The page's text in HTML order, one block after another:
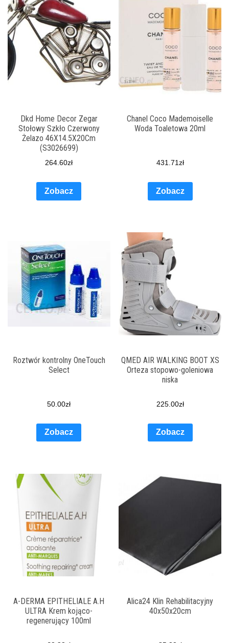
Dkd Home Decor Zegar
Stołowy Szkło Czerwony
Żelazo 46X14.5X20Cm
(S3026699)
264.60zł
Zobacz
Chanel Coco Mademoiselle
Woda Toaletowa 20ml
431.71zł
Zobacz
Roztwór kontrolny OneTouch
Select
50.00zł
Zobacz
QMED AIR WALKING BOOT XS
Orteza stopowo-goleniowa
niska
225.00zł
Zobacz
A-DERMA EPITHELIALE A.H
ULTRA Krem kojąco-
regenerujący 100ml
Alica24 Klin Rehabilitacyjny
40x50x20cm